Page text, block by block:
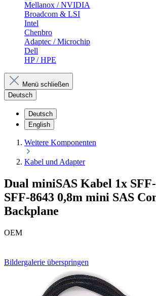
Mellanox / NVIDIA
Broadcom & LSI
Intel
Chenbro
Adaptec / Microchip
Dell
HP / HPE
Menü schließen
Deutsch
Deutsch
English
Weitere Komponenten
Kabel und Adapter
Dual miniSAS Kabel 1x
SFF-8643 0,8m mini SAS
Backplane
OEM
Bildergalerie überspringen